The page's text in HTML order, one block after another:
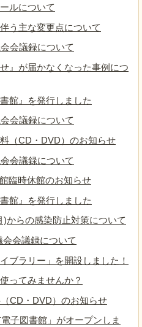
ルについて
う主な変更点について
会議録について
』が届かなくなった事例につ
館』を発行しました
会議録について
（CD・DVD）のお知らせ
会議録について
臨時休館のお知らせ
館』を発行しました
)からの感染防止対策について
会議録について
ブラリー」を開設しました！
ってみませんか？
CD・DVD）のお知らせ
子図書館」がオープンしま